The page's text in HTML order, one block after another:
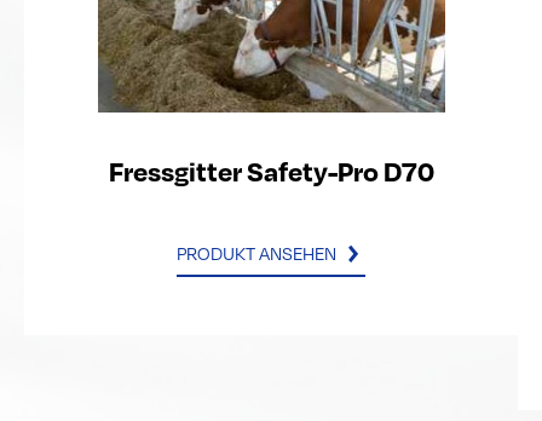
Fressgitter Safety-Pro D70
PRODUKT ANSEHEN